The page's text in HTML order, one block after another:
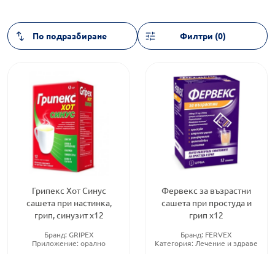
Филтри (0)
Грипекс Хот Синус
сашета при настинка,
грип, синузит х12
Бранд: GRIPEX
Приложение: орално
Фервекс за възрастни
сашета при простуда и
грип х12
Бранд: FERVEX
Категория: Лечение и здраве